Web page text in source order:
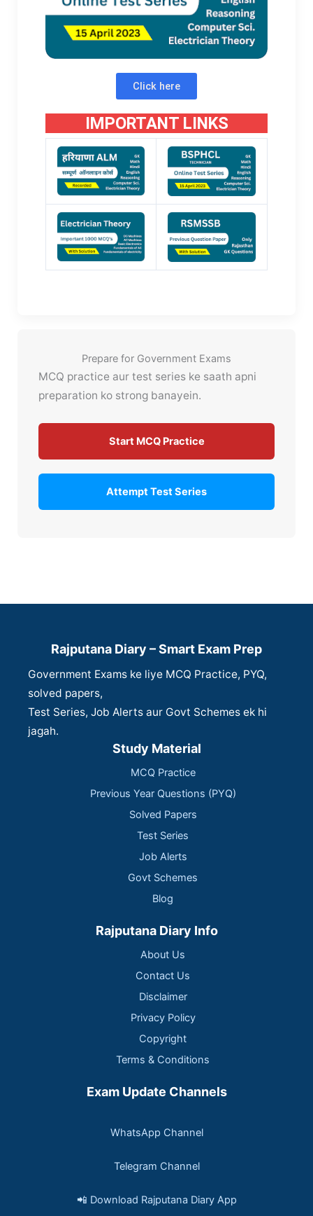
Click here
IMPORTANT LINKS
Prepare for Government Exams
MCQ practice aur test series ke saath apni
preparation ko strong banayein.
Start MCQ Practice
Attempt Test Series
Rajputana Diary – Smart Exam Prep
Government Exams ke liye MCQ Practice, PYQ,
solved papers,
Test Series, Job Alerts aur Govt Schemes ek hi
jagah.
Study Material
MCQ Practice
Previous Year Questions (PYQ)
Solved Papers
Test Series
Job Alerts
Govt Schemes
Blog
Rajputana Diary Info
About Us
Contact Us
Disclaimer
Privacy Policy
Copyright
Terms & Conditions
Exam Update Channels
WhatsApp Channel
Telegram Channel
📲 Download Rajputana Diary App